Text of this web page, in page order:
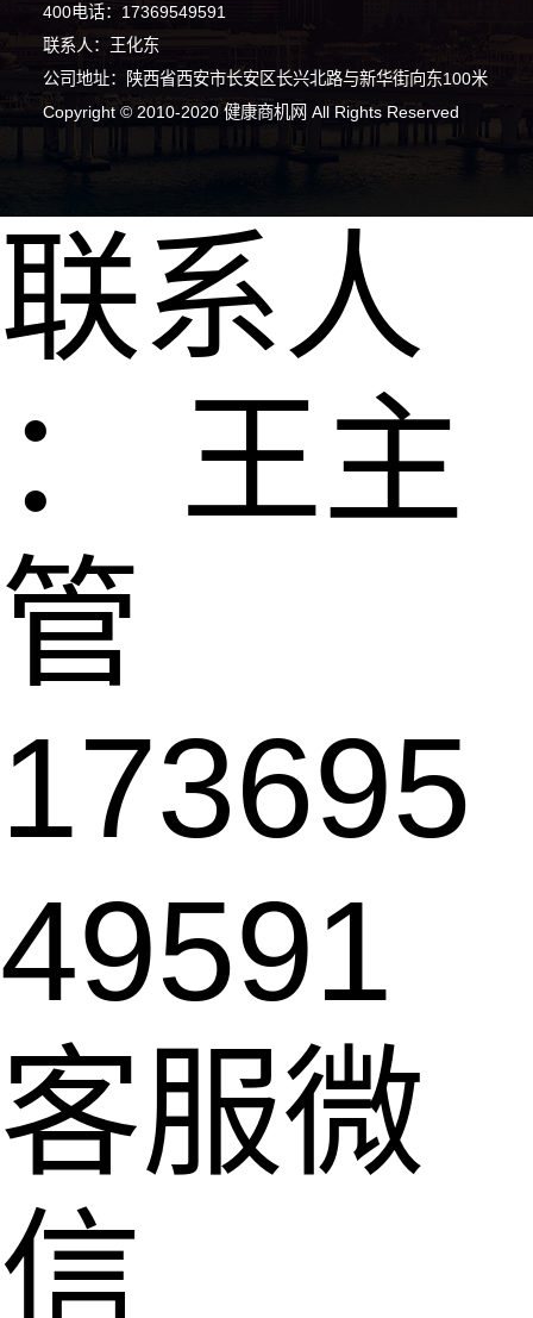
400电话：17369549591
联系人：王化东
公司地址：陕西省西安市长安区长兴北路与新华街向东100米
Copyright © 2010-2020 健康商机网 All Rights Reserved
联系人
： 王主
管
173695
49591
客服微
信